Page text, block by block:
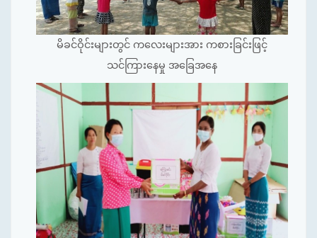
မိခင်ဝိုင်းများတွင် ကလေးများအား ကစားခြင်းဖြင့်
သင်ကြားနေမှု အခြေအနေ